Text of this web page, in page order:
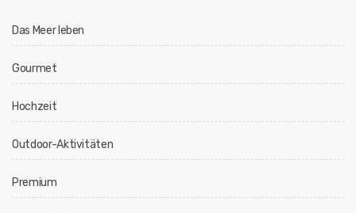
Das Meer leben
Gourmet
Hochzeit
Outdoor-Aktivitäten
Premium